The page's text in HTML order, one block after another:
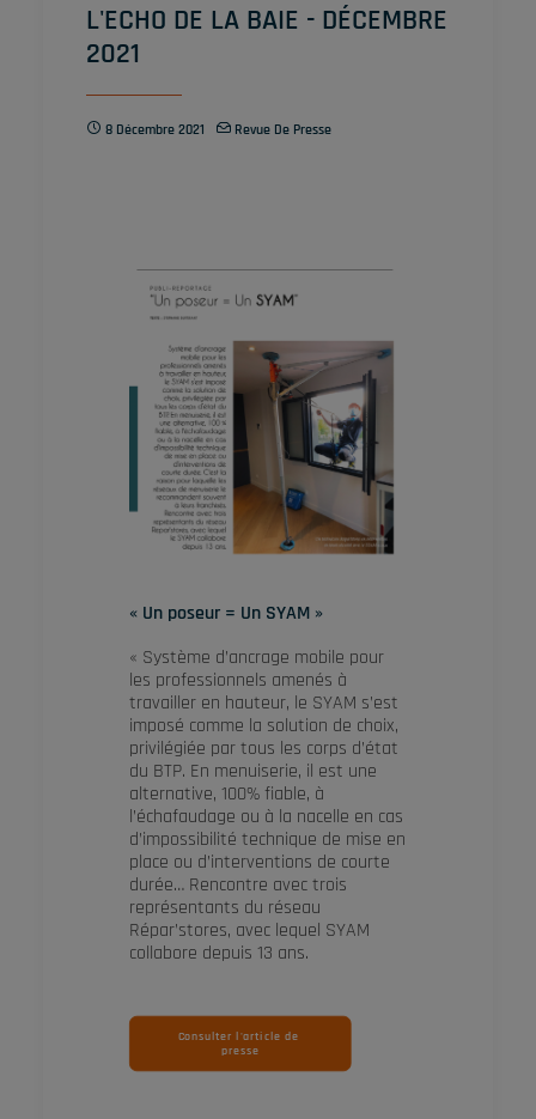
L'ECHO DE LA BAIE - DÉCEMBRE
2021
8 Décembre 2021 Revue De Presse
« Un poseur = Un SYAM »
« Système d’ancrage mobile pour
les professionnels amenés à
travailler en hauteur, le SYAM s’est
imposé comme la solution de choix,
privilégiée par tous les corps d’état
du BTP. En menuiserie, il est une
alternative, 100% fiable, à
l’échafaudage ou à la nacelle en cas
d’impossibilité technique de mise en
place ou d’interventions de courte
durée… Rencontre avec trois
représentants du réseau
Répar’stores, avec lequel SYAM
collabore depuis 13 ans.
Consulter l'article de
presse